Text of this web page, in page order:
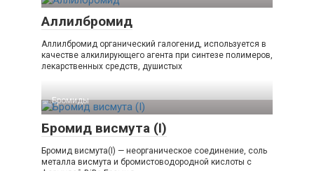
Аллилбромид
Аллилбромид органический галогенид, используется в
качестве алкилирующего агента при синтезе полимеров,
лекарственных средств, душистых
Бромиды‎
Бромид висмута (I)
Бромид висмута(I) — неорганическое соединение, соль
металла висмута и бромистоводородной кислоты с